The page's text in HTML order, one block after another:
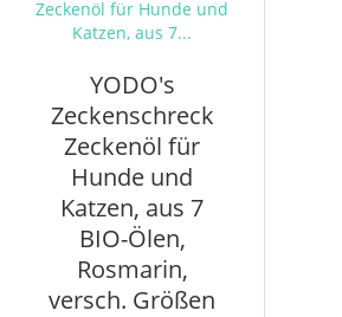
YODO's
Zeckenschreck
Zeckenöl für
Hunde und
Katzen, aus 7
BIO-Ölen,
Rosmarin,
versch. Größen